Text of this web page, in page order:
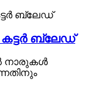
ബ്ലേഡ്
നാരുകൾ